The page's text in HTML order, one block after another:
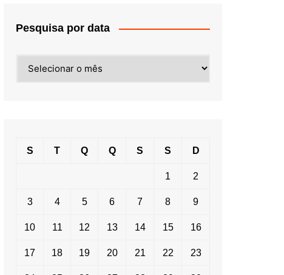
Pesquisa por data
por
S T Q Q S S D
1 2
3 4 5 6 7 8 9
10 11 12 13 14 15 16
17 18 19 20 21 22 23